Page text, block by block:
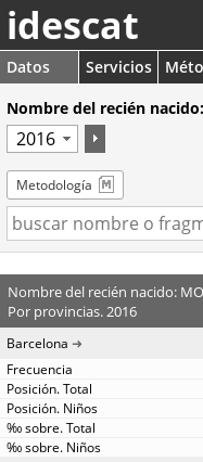
idescat
Datos Servicios
Nombre del recién
Metodología
Nombre del recién nacido:
Por provincias. 2016
Barcelona